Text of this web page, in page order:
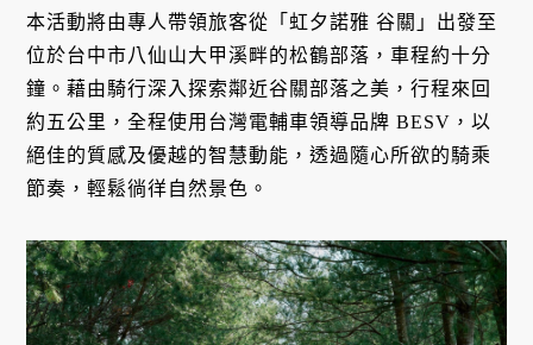
本活動將由專人帶領旅客從「虹夕諾雅 谷關」出發至
位於台中市八仙山大甲溪畔的松鶴部落，車程約十分
鐘。藉由騎行深入探索鄰近谷關部落之美，行程來回
約五公里，全程使用台灣電輔車領導品牌 BESV，以
絕佳的質感及優越的智慧動能，透過隨心所欲的騎乘
節奏，輕鬆徜徉自然景色。